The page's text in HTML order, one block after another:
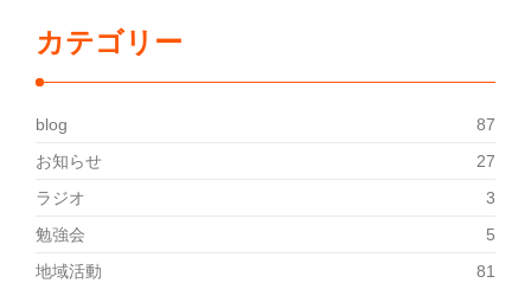
カテゴリー
blog
87
お知らせ
27
ラジオ
3
勉強会
5
地域活動
81